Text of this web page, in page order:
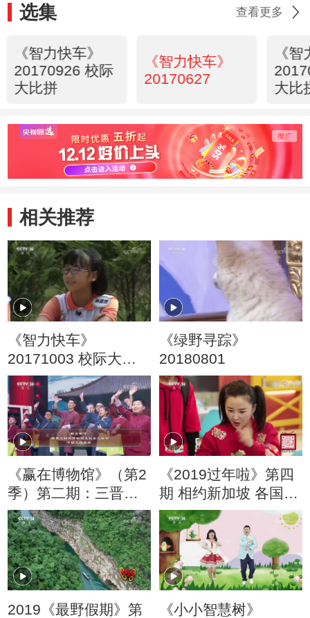
选集 查看更多
《智力快车》
20170926 校际
大比拼
《智力快车》
20170627
《
大比
相关推荐
《智力快车》
20171003 校际大比
拼
《绿野寻踪》
20180801
《赢在博物馆》（第2
季）第二期：三晋大
地巧动手，山西古建
传千秋
《2019过年啦》第四
期 相约新加坡 各国小
朋友一起来过中国年
2019《最野假期》第
《小小智慧树》